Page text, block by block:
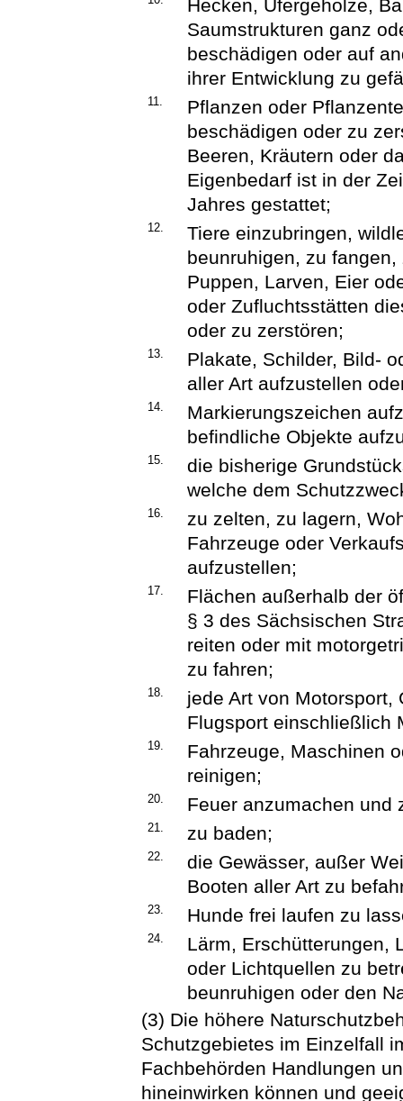
Hecken, Ufergehölze,
Saumstrukturen ganz
beschädigen oder auf
ihrer Entwicklung zu
11.
Pflanzen oder
beschädigen oder zu
Beeren, Kräutern oder
Eigenbedarf ist in der
Jahres gestattet;
12.
Tiere einzubringen,
beunruhigen, zu
Puppen, Larven, Eier
oder Zufluchtsstätten
oder zu zerstören;
13.
Plakate, Schilder, Bild-
aller Art aufzustellen
14.
Markierungszeichen
befindliche Objekte
15.
die bisherige
welche dem
16.
zu zelten, zu lagern,
Fahrzeuge oder
aufzustellen;
17.
Flächen außerhalb der
§ 3 des Sächsischen
reiten oder mit
zu fahren;
18.
jede Art von Motorsport,
Flugsport einschließlich
19.
Fahrzeuge, Maschinen
reinigen;
20. Feuer anzumachen und
21. zu baden;
22.
die Gewässer, außer
Booten aller Art zu
23. Hunde frei laufen zu
24.
Lärm, Erschütterungen,
oder Lichtquellen zu
beunruhigen oder den
(3) Die höhere
Schutzgebietes im Einzelfall
Fachbehörden Handlungen
hineinwirken können und